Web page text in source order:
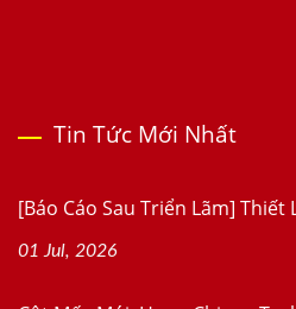
Tin Tức Mới Nhất
[Báo Cáo Sau Triển Lãm] Thiết
01 Jul, 2026